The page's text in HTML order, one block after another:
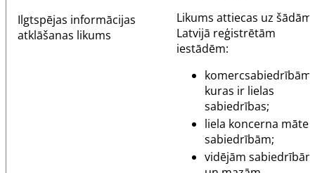
Ilgtspējas informācijas
atklāšanas likums
Likums attiecas uz šādām
Latvijā reģistrētām
iestādēm:
komercsabiedrībām,
kuras ir lielas
sabiedrības;
liela koncerna mātes
sabiedrībām;
vidējām sabiedrībām